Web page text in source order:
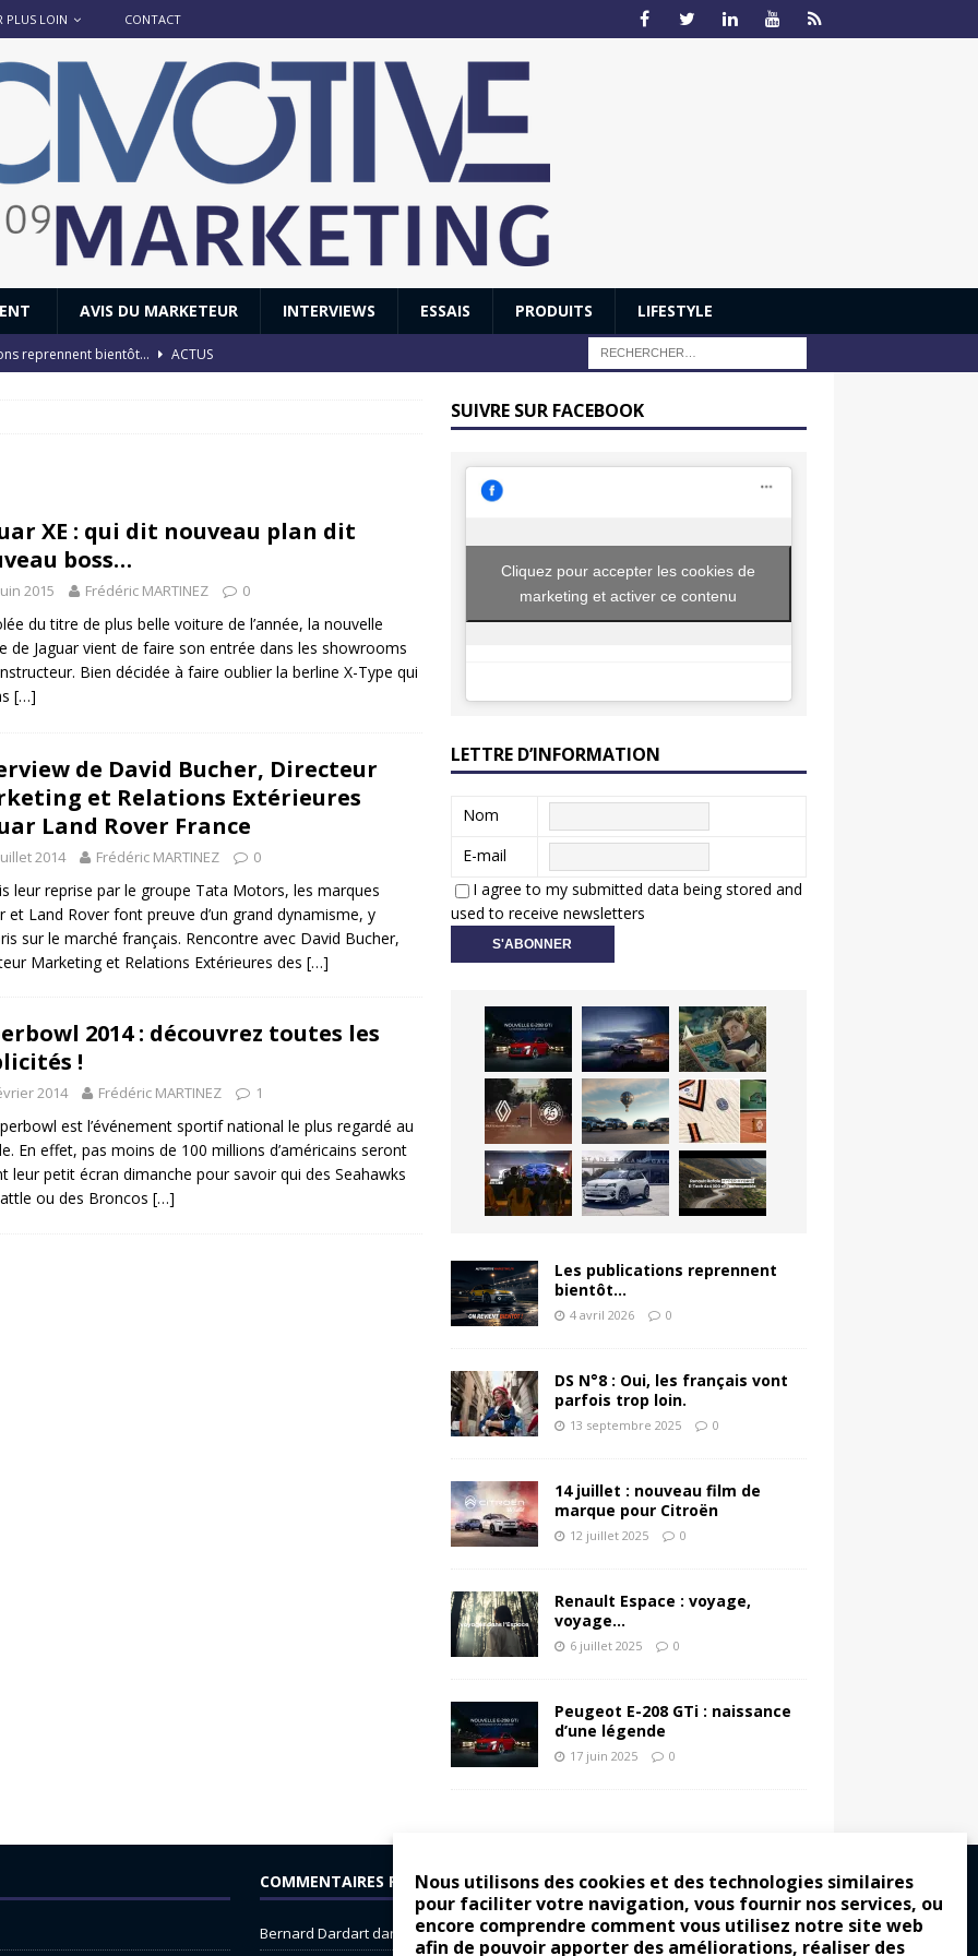
Nous utilisons des cookies et des technologies similaires
pour faciliter votre navigation, vous fournir nos services, ou
encore comprendre comment vous utilisez notre site web
afin de pouvoir apporter des améliorations, réaliser des
PLUS LOIN CONTACT
AVIS DU MARKETEUR INTERVIEWS ESSAIS PRODUITS LIFESTYLE
reprennent bientôt…
ACTUS
: Honda dévoile un spot publicitaire… confiné! ACTUS
XE : qui dit nouveau plan dit
boss…
2015 Frédéric MARTINEZ 0
du titre de plus belle voiture de l’année, la nouvelle
de Jaguar vient de faire son entrée dans les showrooms
Bien décidée à faire oublier la berline X-Type qui
[…]
de David Bucher, Directeur
et Relations Extérieures
Land Rover France
2014 Frédéric MARTINEZ 0
leur reprise par le groupe Tata Motors, les marques
et Land Rover font preuve d’un grand dynamisme, y
sur le marché français. Rencontre avec David Bucher,
Marketing et Relations Extérieures des […]
2014 : découvrez toutes les
!
2014 Frédéric MARTINEZ 1
est l’événement sportif national le plus regardé au
En effet, pas moins de 100 millions d’américains seront
leur petit écran dimanche pour savoir qui des Seahawks
ou des Broncos […]
SUIVRE SUR FACEBOOK
Cliquez pour accepter les cookies de
marketing et activer ce contenu
LETTRE D’INFORMATION
Nom
E-mail
I agree to my submitted data being stored and
used to receive newsletters
Les publications reprennent
bientôt…
4 avril 2026 0
DS N°8 : Oui, les français vont
parfois trop loin.
13 septembre 2025 0
14 juillet : nouveau film de
marque pour Citroën
12 juillet 2025 0
Renault Espace : voyage,
voyage…
6 juillet 2025 0
Peugeot E-208 GTi : naissance
d’une légende
17 juin 2025 0
COMMENTAIRES RÉCENTS
Bernard Dardartdans Dacia Sandero : pour les gens vrais